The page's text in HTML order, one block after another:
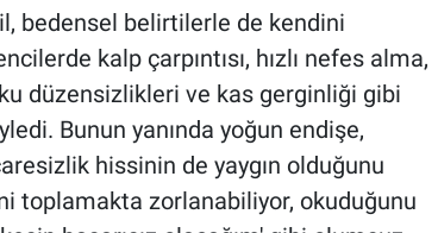
bedensel belirtilerle de kendini
kalp çarpıntısı, hızlı nefes alma,
düzensizlikleri ve kas gerginliği gibi
Bunun yanında yoğun endişe,
hissinin de yaygın olduğunu
toplamakta zorlanabiliyor, okuduğunu